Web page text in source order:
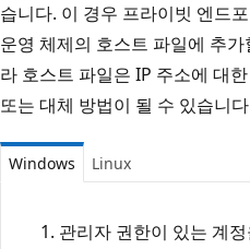
습니다. 이 경우 프라이빗 엔드
운영 체제의 호스트 파일에 추가
라 호스트 파일은 IP 주소에 대
또는 대체 방법이 될 수 있습니
Windows Linux
관리자 권한이 있는 계